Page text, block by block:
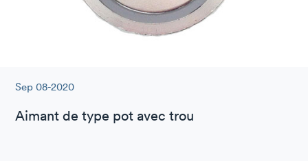
Sep 08-2020
Aimant de type pot avec trou